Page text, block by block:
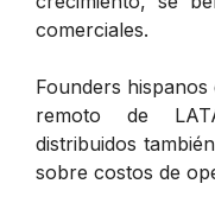
comerciales.
Founders hispanos
remoto de
distribuidos
sobre costos de